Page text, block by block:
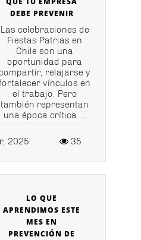
DEBE PREVENIR
Las celebraciones de
Fiestas Patrias en
Chile son una
oportunidad para
relajarse y
vínculos en
el trabajo. Pero
también representan
una época crítica ...
2025 35
LO QUE
APRENDIMOS ESTE
MES EN
PREVENCIÓN DE